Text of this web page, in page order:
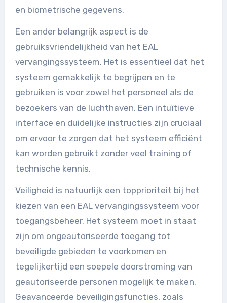
en biometrische gegevens.
Een ander belangrijk aspect is de
gebruiksvriendelijkheid van het EAL
vervangingssysteem. Het is essentieel dat het
systeem gemakkelijk te begrijpen en te
gebruiken is voor zowel het personeel als de
bezoekers van de luchthaven. Een intuïtieve
interface en duidelijke instructies zijn cruciaal
om ervoor te zorgen dat het systeem efficiënt
kan worden gebruikt zonder veel training of
technische kennis.
Veiligheid is natuurlijk een topprioriteit bij het
kiezen van een EAL vervangingssysteem voor
toegangsbeheer. Het systeem moet in staat
zijn om ongeautoriseerde toegang tot
beveiligde gebieden te voorkomen en
tegelijkertijd een soepele doorstroming van
geautoriseerde personen mogelijk te maken.
Geavanceerde beveiligingsfuncties, zoals